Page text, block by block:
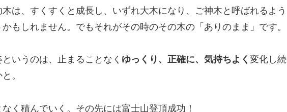
は、すくすくと成長し、いずれ大木になり、ご神木と呼ばれるよう
もしれません。でもそれがその時のその木の「ありのまま」です。
いうのは、止まることなく ゆっくり、正確に、気持ちよく 変化し続
。
く積んでいく。その先には富士山登頂成功！